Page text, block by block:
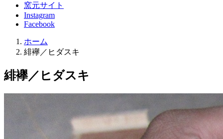
窯元サイト
Instagram
Facebook
ホーム
緋襷／ヒダスキ
緋襷／ヒダスキ